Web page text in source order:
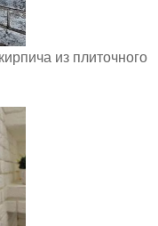
из плиточного